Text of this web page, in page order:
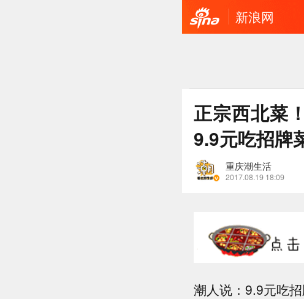
新浪网
正宗西北菜
9.9元吃招牌
重庆潮生活
2017.08.19 18:09
潮人说：9.9元吃招